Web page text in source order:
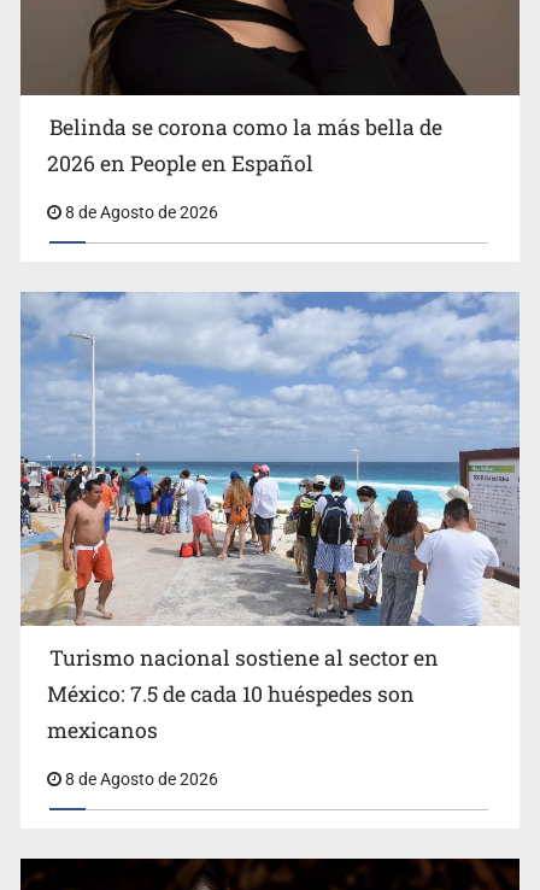
masivo
EU reanudará este sábado inspecciones de aguacate en
Michoacán
Belinda se corona como la más bella de 2026 en People
Belinda se corona como la más bella de
2026 en People en Español
8 de Agosto de 2026
Turismo nacional sostiene al sector en
México: 7.5 de cada 10 huéspedes son
mexicanos
8 de Agosto de 2026